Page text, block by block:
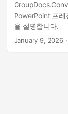
PowerPoint 프레
을 설명합니다.
January 9, 2026